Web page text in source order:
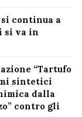
continua a
si va in
“Tartufo
sintetici
dalla
contro gli